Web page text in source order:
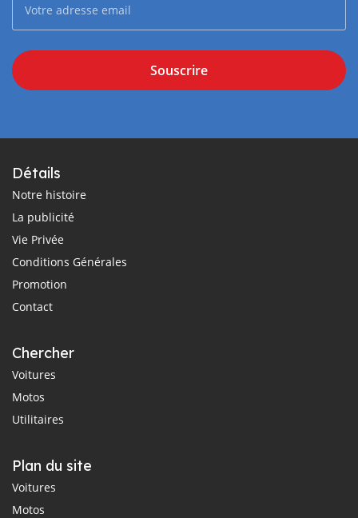
Souscrire
Détails
Notre histoire
La publicité
Vie Privée
Conditions Générales
Promotion
Contact
Chercher
Voitures
Motos
Utilitaires
Plan du site
Voitures
Motos